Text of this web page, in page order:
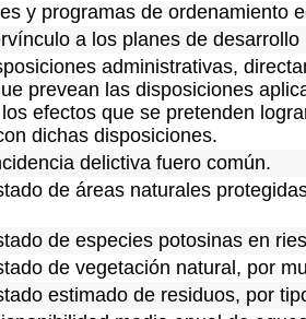
y programas de ordenamiento
a los planes de desarrollo
administrativas,
prevean las disposiciones
efectos que se pretenden
dichas disposiciones.
delictiva fuero común.
de áreas naturales
de especies potosinas en
de vegetación natural, por
estimado de residuos, por